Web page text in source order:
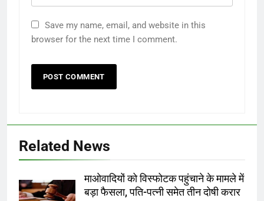
Save my name, email, and website in this
browser for the next time I comment.
Related News
माओवादियों को विस्फोटक पहुंचाने के मामले में
बड़ा फैसला, पति-पत्नी समेत तीन दोषी करार